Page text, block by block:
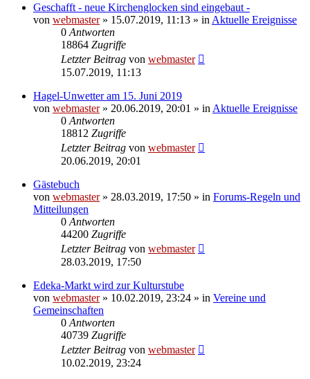
Geschafft - neue Kirchenglocken sind eingebaut -
von webmaster» 15.07.2019, 11:13 » in Aktuelle Ereignisse
0 Antworten
18864 Zugriffe
Letzter Beitrag von webmaster
15.07.2019, 11:13
Hagel-Unwetter am 15. Juni 2019
von webmaster» 20.06.2019, 20:01 » in Aktuelle Ereignisse
0 Antworten
18812 Zugriffe
Letzter Beitrag von webmaster
20.06.2019, 20:01
Gästebuch
von webmaster» 28.03.2019, 17:50 » in Forums-Regeln und
Mitteilungen
0 Antworten
44200 Zugriffe
Letzter Beitrag von webmaster
28.03.2019, 17:50
Edeka-Markt wird zur Kulturstube
von webmaster» 10.02.2019, 23:24 » in Vereine und
Gemeinschaften
0 Antworten
40739 Zugriffe
Letzter Beitrag von webmaster
10.02.2019, 23:24